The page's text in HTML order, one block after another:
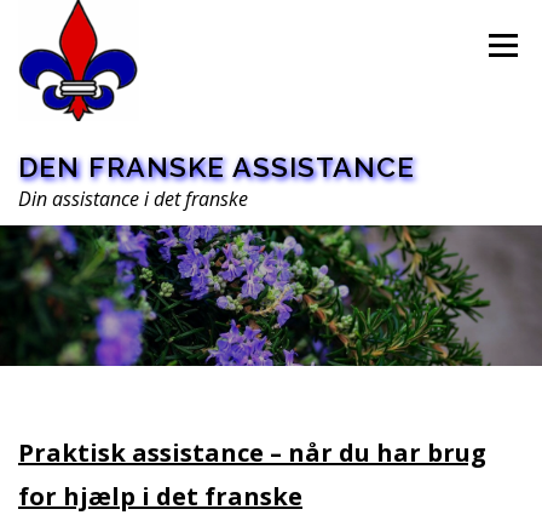
indhold
DEN FRANSKE ASSISTANCE
Din assistance i det franske
Menu
HOME
PRAKTISK ASSISTANCE
OVERSÆTTELSE OM OS
Praktisk assistance – når du har brug
for hjælp i det franske